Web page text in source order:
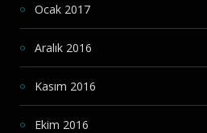
Ocak 2017
Aralık 2016
Kasım 2016
Ekim 2016